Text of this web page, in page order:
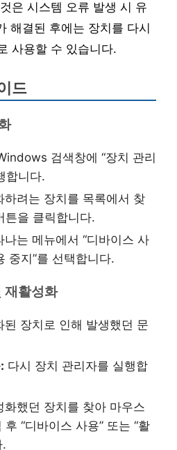
은 시스템 오류 발생 시 유
해결된 후에는 장치를 다시
사용할 수 있습니다.
드
검색창에 “장치 관리
합니다.
하려는 장치를 목록에서 찾
튼을 클릭합니다.
나는 메뉴에서 “디바이스 사
중지”를 선택합니다.
재활성화
된 장치로 인해 발생했던 문
다시 장치 관리자를 실행합
화했던 장치를 찾아 마우스
“디바이스 사용” 또는 “활
.